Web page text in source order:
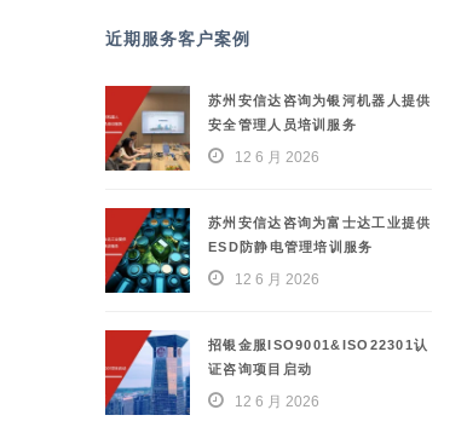
近期服务客户案例
苏州安信达咨询为银河机器人提供
安全管理人员培训服务
12 6 月 2026
苏州安信达咨询为富士达工业提供
ESD防静电管理培训服务
12 6 月 2026
招银金服ISO9001&ISO22301认
证咨询项目启动
12 6 月 2026